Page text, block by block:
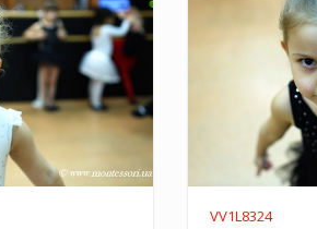
VV1L8324